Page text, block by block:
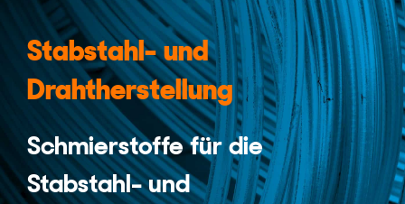
Stabstahl- und
Drahtherstellung
Schmierstoffe für die
Stabstahl- und